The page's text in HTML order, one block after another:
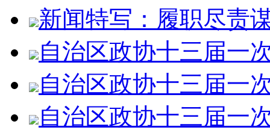
新闻特写：履职尽责
自治区政协十三届一
自治区政协十三届一
自治区政协十三届一